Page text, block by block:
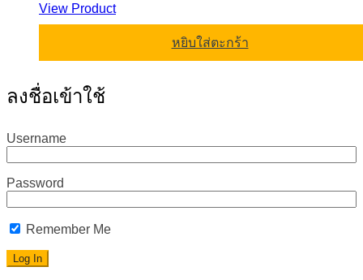
View Product
หยิบใส่ตะกร้า
ลงชื่อเข้าใช้
Username
Password
Remember Me